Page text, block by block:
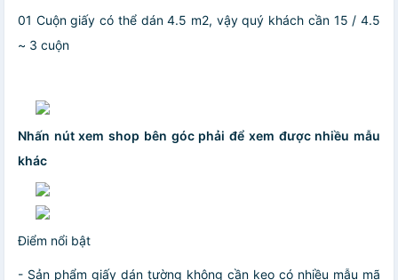
01 Cuộn giấy có thể dán 4.5 m2, vậy quý khách cần 15 / 4.5
~ 3 cuộn
Nhấn nút xem shop bên góc phải để xem được nhiều mẫu
khác
Điểm nổi bật
- Sản phẩm giấy dán tường không cần keo có nhiều mẫu mã